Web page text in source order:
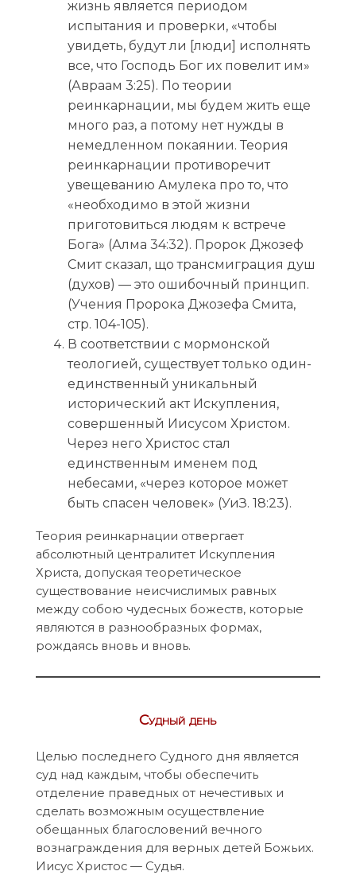
жизнь является периодом
испытания и проверки, «чтобы
увидеть, будут ли [люди] исполнять
все, что Господь Бог их повелит им»
(Авраам 3:25). По теории
реинкарнации, мы будем жить еще
много раз, а потому нет нужды в
немедленном покаянии. Теория
реинкарнации противоречит
увещеванию Амулека про то, что
«необходимо в этой жизни
приготовиться людям к встрече
Бога» (Алма 34:32). Пророк Джозеф
Смит сказал, що трансмиграция душ
(духов) — это ошибочный принцип.
(Учения Пророка Джозефа Смита,
стр. 104-105).
В соответствии с мормонской
теологией, существует только один-
единственный уникальный
исторический акт Искупления,
совершенный Иисусом Христом.
Через него Христос стал
единственным именем под
небесами, «через которое может
быть спасен человек» (УиЗ. 18:23).
Теория реинкарнации отвергает
абсолютный централитет Искупления
Христа, допуская теоретическое
существование неисчислимых равных
между собою чудесных божеств, которые
являются в разнообразных формах,
рождаясь вновь и вновь.
Судный день
Целью последнего Судного дня является
суд над каждым, чтобы обеспечить
отделение праведных от нечестивых и
сделать возможным осуществление
обещанных благословений вечного
вознаграждения для верных детей Божьих.
Иисус Христос — Судья.